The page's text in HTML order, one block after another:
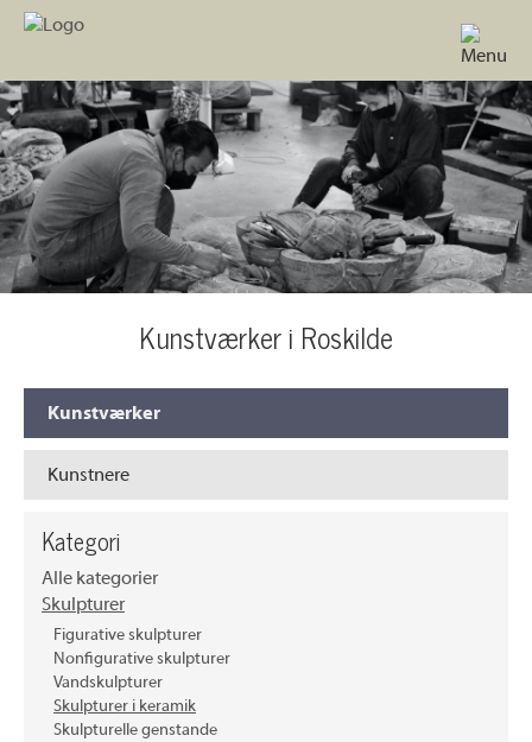
Kunstværker i Roskilde
Kunstværker
Kunstnere
Kategori
Alle kategorier
Skulpturer
Figurative skulpturer
Nonfigurative skulpturer
Vandskulpturer
Skulpturer i keramik
Skulpturelle genstande